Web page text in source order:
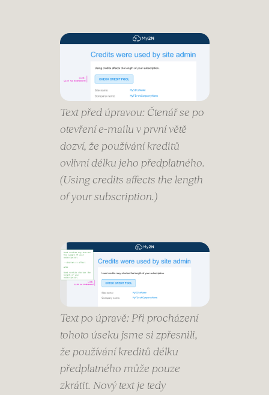
Text před úpravou: Čtenář se po
otevření e-mailu v první větě
dozví, že používání kreditů
ovlivní délku jeho předplatného.
(Using credits affects the length
of your subscription.)
Text po úpravě: Při procházení
tohoto úseku jsme si zpřesnili,
že používání kreditů délku
předplatného může pouze
zkrátit. Nový text je tedy